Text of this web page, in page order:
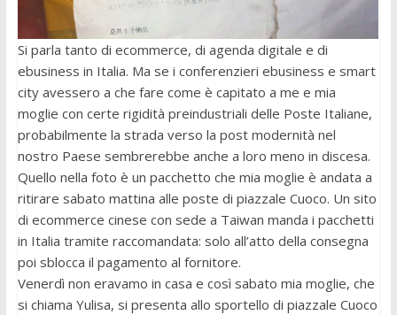
Si parla tanto di ecommerce, di agenda digitale e di
ebusiness in Italia. Ma se i conferenzieri ebusiness e smart
city avessero a che fare come è capitato a me e mia
moglie con certe rigidità preindustriali delle Poste Italiane,
probabilmente la strada verso la post modernità nel
nostro Paese sembrerebbe anche a loro meno in discesa.
Quello nella foto è un pacchetto che mia moglie è andata a
ritirare sabato mattina alle poste di piazzale Cuoco. Un sito
di ecommerce cinese con sede a Taiwan manda i pacchetti
in Italia tramite raccomandata: solo all’atto della consegna
poi sblocca il pagamento al fornitore.
Venerdì non eravamo in casa e così sabato mia moglie, che
si chiama Yulisa, si presenta allo sportello di piazzale Cuoco